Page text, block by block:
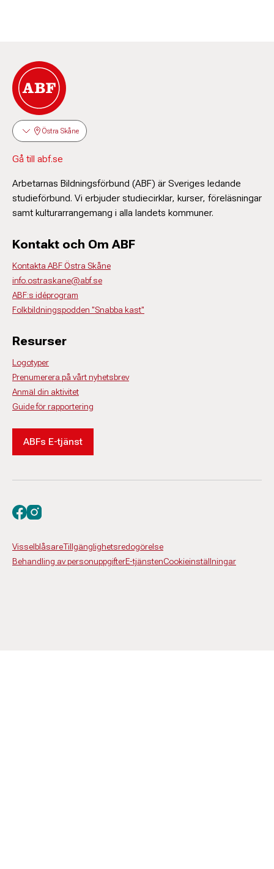
Östra Skåne
Gå till abf.se
Arbetarnas Bildningsförbund (ABF) är Sveriges ledande
studieförbund. Vi erbjuder studiecirklar, kurser, föreläsningar
samt kulturarrangemang i alla landets kommuner.
Kontakt och Om ABF
Kontakta ABF Östra Skåne
info.ostraskane@abf.se
ABF:s idéprogram
Folkbildningspodden "Snabba kast"
Resurser
Logotyper
Prenumerera på vårt nyhetsbrev
Anmäl din aktivitet
Guide för rapportering
ABFs E-tjänst
VisselblåsareTillgänglighetsredogörelse
Behandling av personuppgifterE-tjänstenCookieinställningar
Besök oss på facebook
Besök oss på instagram